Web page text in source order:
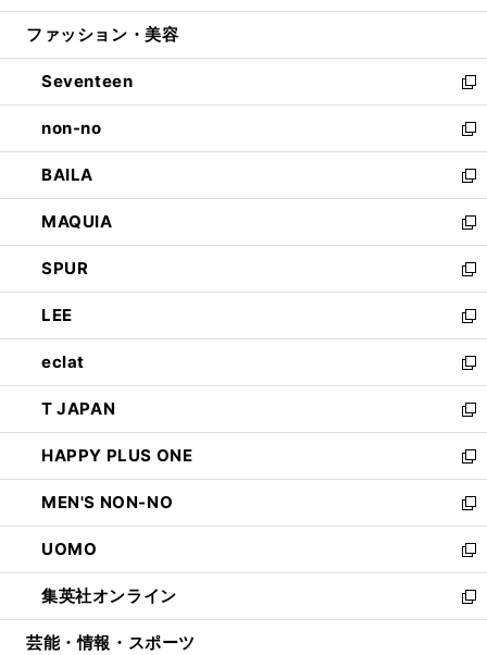
開
ウ
開
く
ン
ウ
で
開
く
ウ
ン
ド
ウ
で
開
く
ファッション・美容
Seventeen
新
し
い
ウ
ィ
ン
ド
ウ
で
開
く
non-no
新
し
い
ウ
ィ
ン
ド
ウ
で
開
く
BAILA
新
し
い
ウ
ィ
ン
ド
ウ
で
開
く
MAQUIA
新
し
い
ウ
ィ
ン
ド
ウ
で
開
く
SPUR
新
し
い
ウ
ィ
ン
ド
ウ
で
開
く
LEE
新
し
い
ウ
ィ
ン
ド
ウ
で
開
く
eclat
新
し
い
ウ
ィ
ン
ド
ウ
で
開
く
T JAPAN
新
し
い
ウ
ィ
ン
ド
ウ
で
開
HAPPY PLUS ONE
新
し
い
ウ
ィ
ン
ド
ウ
MEN'S NON-NO
新
し
い
ウ
ィ
ン
UOMO
新
し
い
ウ
集英社オンライン
新
し
芸能・情報・スポーツ